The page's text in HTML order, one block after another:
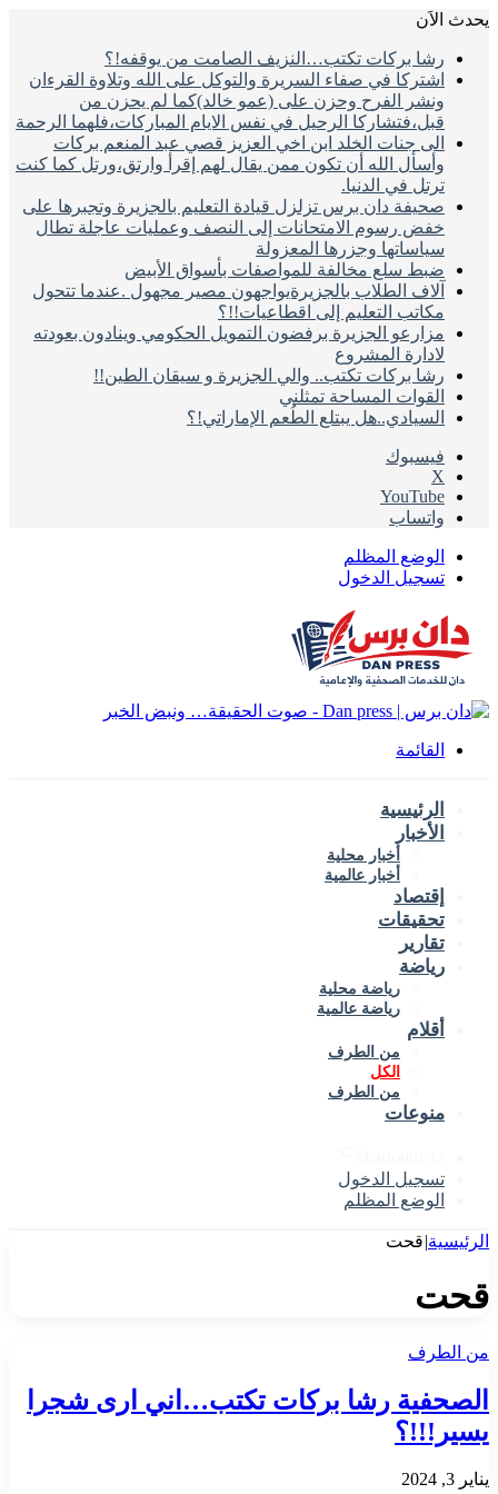
يحدث الاَن
رشا بركات تكتب…النزيف الصامت من يوقفه!؟
اشتركا في صفاء السريرة والتوكل على الله وتلاوة القرءان
ونشر الفرح وحزن على (عمو خالد)كما لم يحزن من
قبل،فتشاركا الرحيل في نفس الايام المباركات،فلهما الرحمة
الى جنات الخلد ابن اخي العزيز قصي عبد المنعم بركات
وأسأل الله أن تكون ممن يقال لهم إقرأ وارتق،ورتل كما كنت
ترتل في الدنيا.
صحيفة دان برس تزلزل قيادة التعليم بالجزيرة وتجبرها على
خفض رسوم الامتحانات إلى النصف وعمليات عاجلة تطال
سياساتها وجزرها المعزولة
ضبط سلع مخالفة للمواصفات بأسواق الأبيض
آلاف الطلاب بالجزيرةيواجهون مصير مجهول .عندما تتحول
مكاتب التعليم إلى اقطاعيات!!؟
مزارعو الجزيرة برفضون التمويل الحكومي وينادون بعودته
لادارة المشروع
رشا بركات تكتب.. والي الجزيرة و سيقان الطين!!
القوات المساحة تمثلني
السيادي..هل يبتلع الطُعم الإماراتي!؟
فيسبوك
‫X
‫YouTube
واتساب
الوضع المظلم
تسجيل الدخول
القائمة
الرئيسية
الأخبار
أخبار محلية
أخبار عالمية
إقتصاد
تحقيقات
تقارير
رياضة
رياضة محلية
رياضة عالمية
أقلام
من الطرف
الكل
من الطرف
منوعات
تسجيل الدخول
الوضع المظلم
الرئيسية|قحت
قحت
من الطرف
الصحفية رشا بركات تكتب…اني ارى شجرا
يسير!!!؟
يناير 3, 2024